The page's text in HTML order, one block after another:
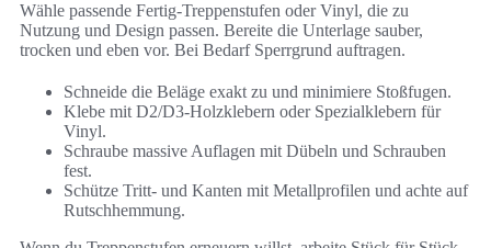
Wähle passende Fertig-Treppenstufen oder Vinyl, die zu
Nutzung und Design passen. Bereite die Unterlage sauber,
trocken und eben vor. Bei Bedarf Sperrgrund auftragen.
Schneide die Beläge exakt zu und minimiere Stoßfugen.
Klebe mit D2/D3-Holzklebern oder Spezialklebern für
Vinyl.
Schraube massive Auflagen mit Dübeln und Schrauben
fest.
Schütze Tritt- und Kanten mit Metallprofilen und achte auf
Rutschhemmung.